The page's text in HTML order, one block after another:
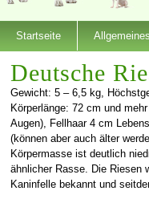
Startseite
Deutsche
Gewicht: 5 – 6,5 kg,
Körperlänge: 72 cm und
Augen), Fellhaar 4 cm
(können aber auch älter
Körpermasse ist deutlich
ähnlicher Rasse. Die Riesen
Kaninfelle bekannt und